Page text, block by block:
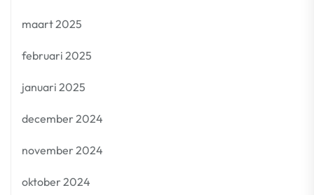
maart 2025
februari 2025
januari 2025
december 2024
november 2024
oktober 2024